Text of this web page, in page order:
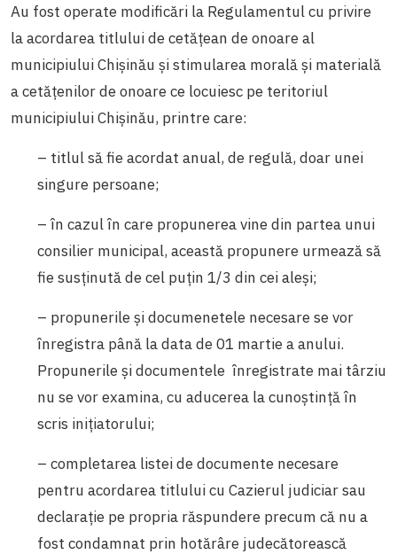
Au fost operate modificări la Regulamentul cu privire
la acordarea titlului de cetăţean de onoare al
municipiului Chişinău şi stimularea morală şi materială
a cetăţenilor de onoare ce locuiesc pe teritoriul
municipiului Chişinău, printre care:
– titlul să fie acordat anual, de regulă, doar unei
singure persoane;
– în cazul în care propunerea vine din partea unui
consilier municipal, această propunere urmează să
fie susţinută de cel puţin 1/3 din cei aleşi;
– propunerile şi documenetele necesare se vor
înregistra până la data de 01 martie a anului.
Propunerile şi documentele înregistrate mai târziu
nu se vor examina, cu aducerea la cunoştinţă în
scris iniţiatorului;
– completarea listei de documente necesare
pentru acordarea titlului cu Cazierul judiciar sau
declaraţie pe propria răspundere precum că nu a
fost condamnat prin hotărâre judecătorească